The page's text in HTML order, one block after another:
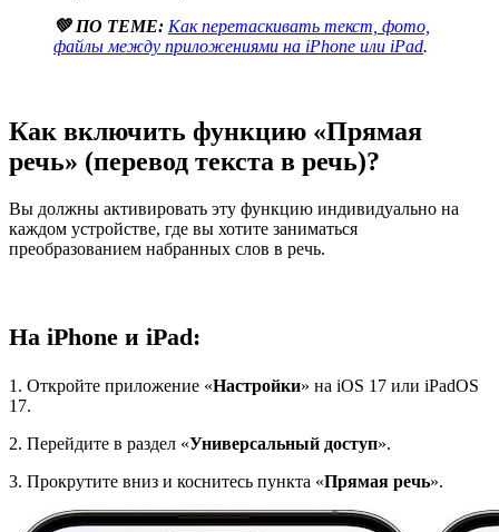
💚 ПО ТЕМЕ: Как перетаскивать текст, фото,
файлы между приложениями на iPhone или iPad.
Как включить функцию «Прямая
речь» (перевод текста в речь)?
Вы должны активировать эту функцию индивидуально на
каждом устройстве, где вы хотите заниматься
преобразованием набранных слов в речь.
На iPhone и iPad:
1. Откройте приложение «Настройки» на iOS 17 или iPadOS
17.
2. Перейдите в раздел «Универсальный доступ».
3. Прокрутите вниз и коснитесь пункта «Прямая речь».